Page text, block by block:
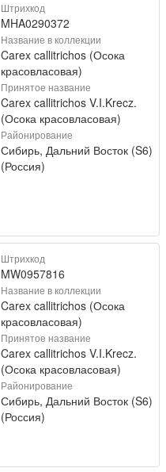
Штрихкод
MHA0290372
Название в коллекции
Carex callitrichos (Осока
красовласовая)
Принятое название
Carex callitrichos V.I.Krecz.
(Осока красовласовая)
Районирование
Сибирь, Дальний Восток (S6)
(Россия)
Штрихкод
MW0957816
Название в коллекции
Carex callitrichos (Осока
красовласовая)
Принятое название
Carex callitrichos V.I.Krecz.
(Осока красовласовая)
Районирование
Сибирь, Дальний Восток (S6)
(Россия)